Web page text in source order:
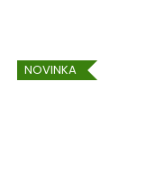
NOVINKA